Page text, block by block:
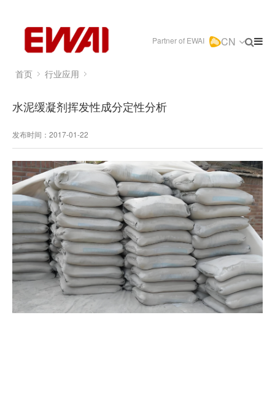
Partner of EWAI CN
首页 行业应用
水泥缓凝剂挥发性成分定性分析
发布时间：2017-01-22